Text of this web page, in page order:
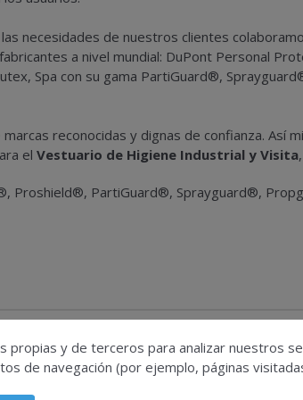
necesidades de nuestros clientes
a nivel mundial: DuPont Personal
Spa con su gama PartiGuard®,
reconocidas y dignas de confianza. Así
el Vestuario de Higiene Industrial y Visita
Proshield®, PartiGuard®, Sprayguard®,
26
https://
propias y de terceros para analizar nuestros
de navegación (por ejemplo, páginas